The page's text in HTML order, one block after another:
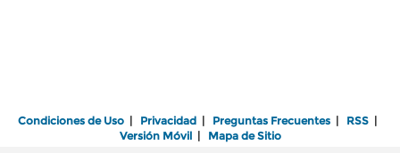
Condiciones de Uso | Privacidad | Preguntas Frecuentes | RSS |
Versión Móvil| Mapa de Sitio